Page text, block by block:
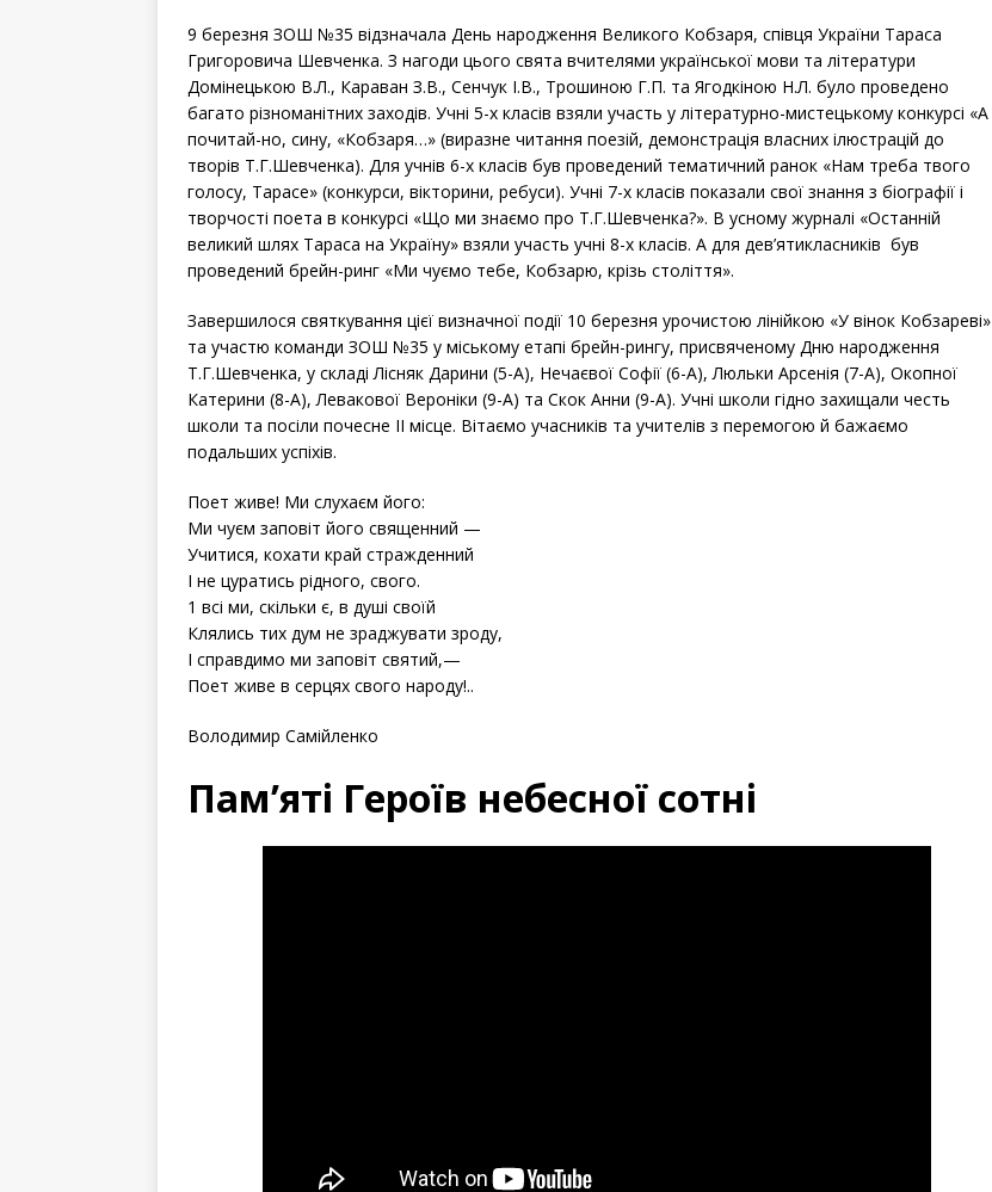
9 березня ЗОШ №35 відзначала День народження Великого Кобзаря, співця України Тараса
Григоровича Шевченка. З нагоди цього свята вчителями української мови та літератури
Домінецькою В.Л., Караван З.В., Сенчук І.В., Трошиною Г.П. та Ягодкіною Н.Л. було проведено
багато різноманітних заходів. Учні 5-х класів взяли участь у літературно-мистецькому конкурсі «А
почитай-но, сину, «Кобзаря…» (виразне читання поезій, демонстрація власних ілюстрацій до
творів Т.Г.Шевченка). Для учнів 6-х класів був проведений тематичний ранок «Нам треба твого
голосу, Тарасе» (конкурси, вікторини, ребуси). Учні 7-х класів показали свої знання з біографії і
творчості поета в конкурсі «Що ми знаємо про Т.Г.Шевченка?». В усному журналі «Останній
великий шлях Тараса на Україну» взяли участь учні 8-х класів. А для дев’ятикласників був
проведений брейн-ринг «Ми чуємо тебе, Кобзарю, крізь століття».
Завершилося святкування цієї визначної події 10 березня урочистою лінійкою «У вінок Кобзареві»
та участю команди ЗОШ №35 у міському етапі брейн-рингу, присвяченому Дню народження
Т.Г.Шевченка, у складі Лісняк Дарини (5-А), Нечаєвої Софії (6-А), Люльки Арсенія (7-А), Окопної
Катерини (8-А), Левакової Вероніки (9-А) та Скок Анни (9-А). Учні школи гідно захищали честь
школи та посіли почесне ІІ місце. Вітаємо учасників та учителів з перемогою й бажаємо
подальших успіхів.
Поет живе! Ми слухаєм його:
Ми чуєм заповіт його священний —
Учитися, кохати край стражденний
І не цуратись рідного, свого.
1 всі ми, скільки є, в душі своїй
Клялись тих дум не зраджувати зроду,
І справдимо ми заповіт святий,—
Поет живе в серцях свого народу!..
Володимир Самійленко
Пам’яті Героїв небесної сотні